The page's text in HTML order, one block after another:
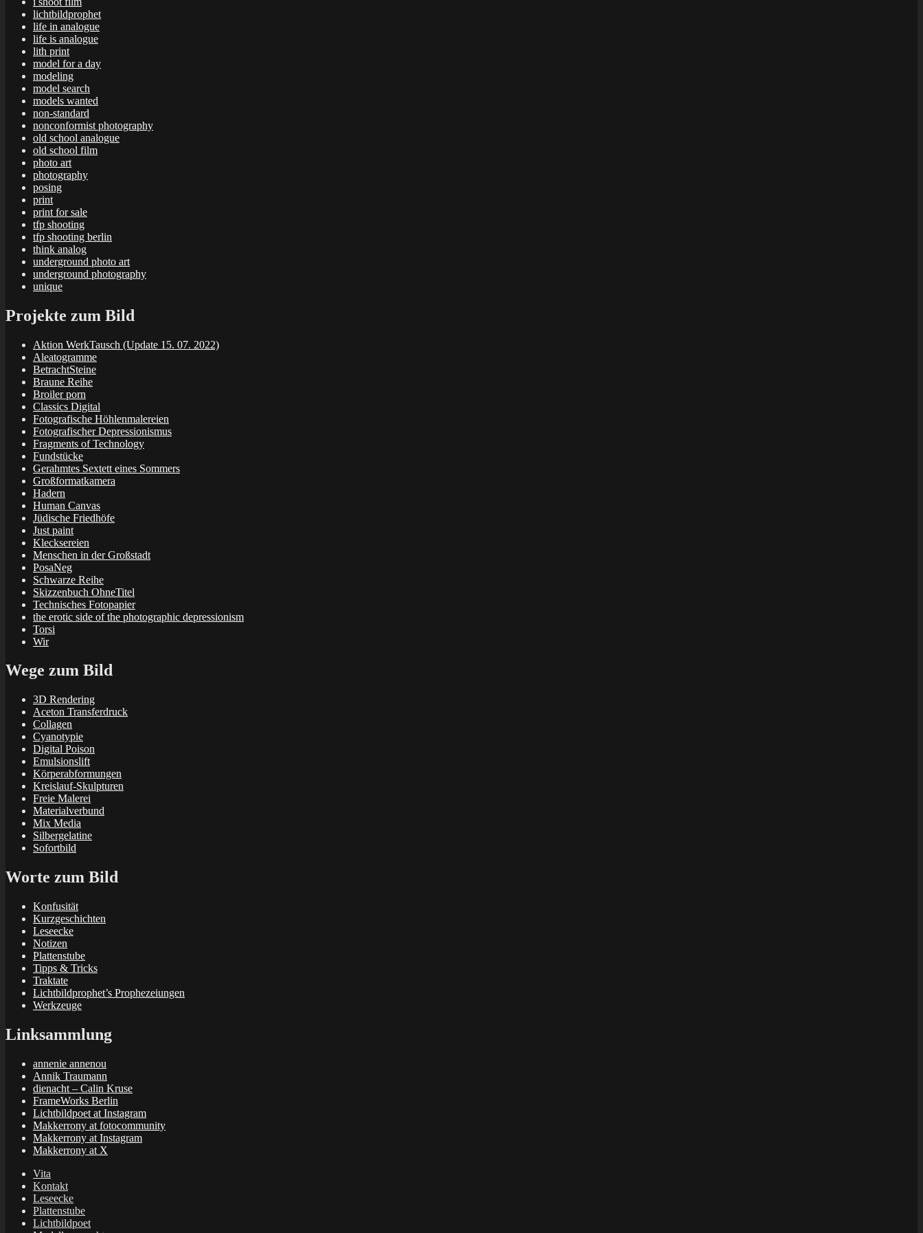
lichtbildprophet
life in analogue
life is analogue
lith print
model for a day
modeling
model search
models wanted
non-standard
nonconformist photography
old school analogue
old school film
photo art
photography
posing
print
print for sale
tfp shooting
tfp shooting berlin
think analog
underground photo art
underground photography
unique
Projekte zum Bild
Aktion WerkTausch (Update 15. 07. 2022)
Aleatogramme
BetrachtSteine
Braune Reihe
Broiler porn
Classics Digital
Fotografische Höhlenmalereien
Fotografischer Depressionismus
Fragments of Technology
Fundstücke
Gerahmtes Sextett eines Sommers
Großformatkamera
Hadern
Human Canvas
Jüdische Friedhöfe
Just paint
Klecksereien
Menschen in der Großstadt
PosaNeg
Schwarze Reihe
Skizzenbuch OhneTitel
Technisches Fotopapier
the erotic side of the photographic depressionism
Torsi
Wir
Wege zum Bild
3D Rendering
Aceton Transferdruck
Collagen
Cyanotypie
Digital Poison
Emulsionslift
Körperabformungen
Kreislauf-Skulpturen
Freie Malerei
Materialverbund
Mix Media
Silbergelatine
Sofortbild
Worte zum Bild
Konfusität
Kurzgeschichten
Leseecke
Notizen
Plattenstube
Tipps & Tricks
Traktate
Lichtbildprophet’s Prophezeiungen
Werkzeuge
Linksammlung
annenie annenou
Annik Traumann
dienacht – Calin Kruse
FrameWorks Berlin
Lichtbildpoet at Instagram
Makkerrony at fotocommunity
Makkerrony at Instagram
Makkerrony at X
Vita
Kontakt
Leseecke
Plattenstube
Lichtbildpoet